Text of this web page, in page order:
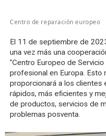
Centro de reparación europeo
El 11 de septiembre de
una vez más una
"Centro Europeo de
profesional en Europa. Esto
proporcionará a los clientes
rápidos, más eficientes y
de productos, servicios de
problemas posventa.